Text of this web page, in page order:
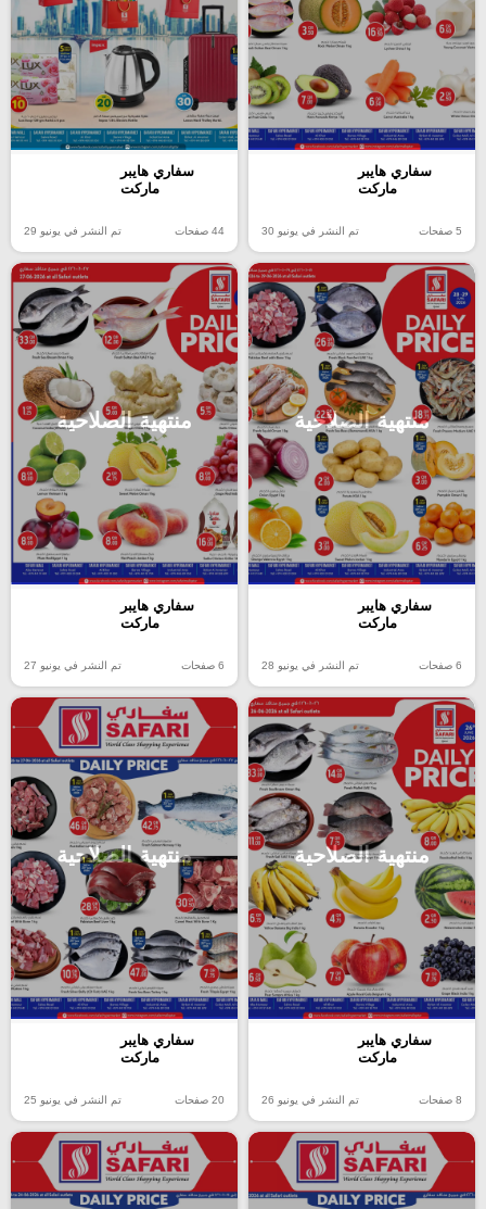
سفاري هايبر
ماركت
5 صفحات تم النشر في يونيو 30
سفاري هايبر
ماركت
44 صفحات تم النشر في يونيو 29
منتهية الصلاحية
سفاري هايبر
ماركت
6 صفحات تم النشر في يونيو 28
منتهية الصلاحية
سفاري هايبر
ماركت
6 صفحات تم النشر في يونيو 27
منتهية الصلاحية
سفاري هايبر
ماركت
8 صفحات تم النشر في يونيو 26
منتهية الصلاحية
سفاري هايبر
ماركت
20 صفحات تم النشر في يونيو 25